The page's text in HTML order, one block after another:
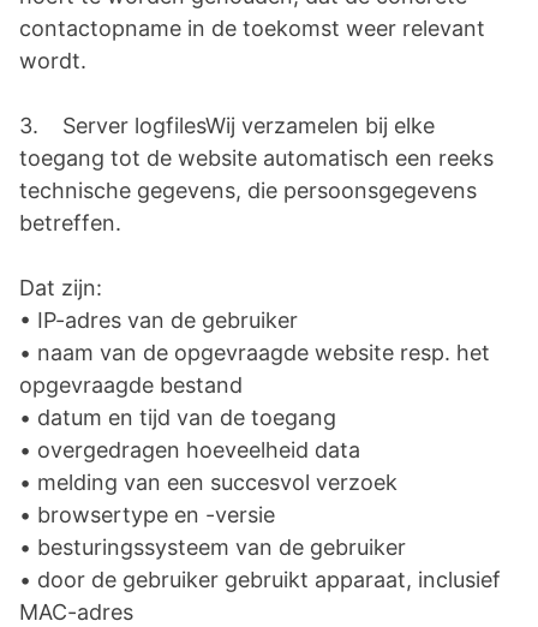
contactopname in de toekomst weer relevant
wordt.
3. Server logfilesWij verzamelen bij elke
toegang tot de website automatisch een reeks
technische gegevens, die persoonsgegevens
betreffen.
Dat zijn:
• IP-adres van de gebruiker
• naam van de opgevraagde website resp. het
opgevraagde bestand
• datum en tijd van de toegang
• overgedragen hoeveelheid data
• melding van een succesvol verzoek
• browsertype en -versie
• besturingssysteem van de gebruiker
• door de gebruiker gebruikt apparaat, inclusief
MAC-adres